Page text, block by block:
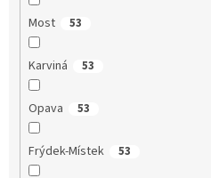
Most 53
Karviná 53
Opava 53
Frýdek-Místek 53